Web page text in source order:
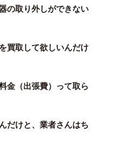
の取り外しができない
買取して欲しいんだけ
金（出張費）って取ら
だけと、業者さんはち